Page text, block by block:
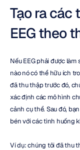
Tạo ra các
EEG theo
Nếu EEG phải được
nào nó có thể hữu ích
đã thu thập trước đó,
xác định các mô hình
cảnh cụ thể. Sau đó,
bén với các tình huống
Ví dụ: chúng tôi đã thu